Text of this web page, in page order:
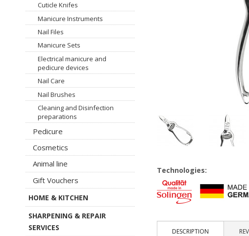
Technologies:
DESCRIPTION
Cuticle Knifes
Manicure Instruments
Nail Files
Manicure Sets
Electrical manicure and
pedicure devices
Nail Care
Nail Brushes
Cleaning and Disinfection
preparations
Pedicure
Cosmetics
Animal line
Gift Vouchers
HOME & KITCHEN
SHARPENING & REPAIR
SERVICES